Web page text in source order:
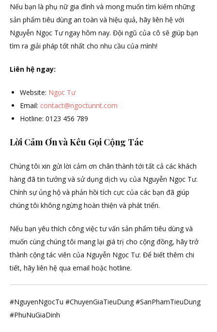
Nếu bạn là phụ nữ gia đình và mong muốn tìm kiếm những
sản phẩm tiêu dùng an toàn và hiệu quả, hãy liên hệ với
Nguyễn Ngọc Tư ngay hôm nay. Đội ngũ của cô sẽ giúp bạn
tìm ra giải pháp tốt nhất cho nhu cầu của mình!
Liên hệ ngay:
Website: Ngọc Tư
Email: contact@ngoctunnt.com
Hotline: 0123 456 789
Lời Cảm Ơn và Kêu Gọi Cộng Tác
Chúng tôi xin gửi lời cảm ơn chân thành tới tất cả các khách
hàng đã tin tưởng và sử dụng dịch vụ của Nguyễn Ngọc Tư.
Chính sự ủng hộ và phản hồi tích cực của các bạn đã giúp
chúng tôi không ngừng hoàn thiện và phát triển.
Nếu bạn yêu thích công việc tư vấn sản phẩm tiêu dùng và
muốn cùng chúng tôi mang lại giá trị cho cộng đồng, hãy trở
thành cộng tác viên của Nguyễn Ngọc Tư. Để biết thêm chi
tiết, hãy liên hệ qua email hoặc hotline.
#NguyenNgocTu #ChuyenGiaTieuDung #SanPhamTieuDung
#PhuNuGiaDinh